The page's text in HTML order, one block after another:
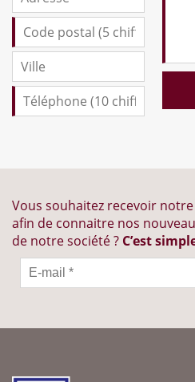
Vous souhaitez recevoir
afin de connaitre nos
de notre société ? C’est